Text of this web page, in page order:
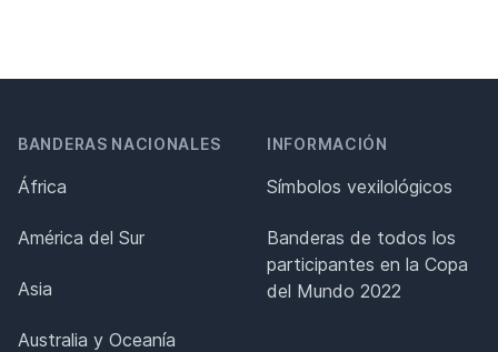
BANDERAS NACIONALES
África
América del Sur
Asia
Australia y Oceanía
INFORMACIÓN
Símbolos vexilológicos
Banderas de todos los
participantes en la Copa
del Mundo 2022